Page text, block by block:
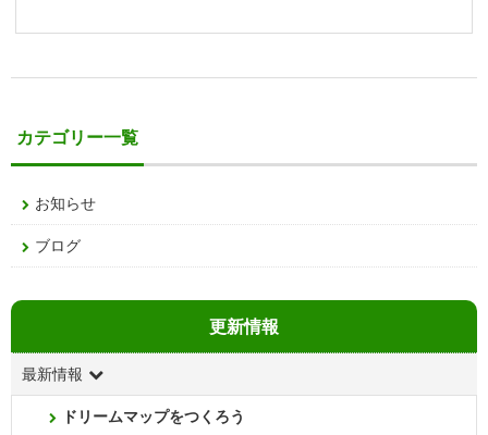
カテゴリー一覧
お知らせ
ブログ
更新情報
最新情報
ドリームマップをつくろう